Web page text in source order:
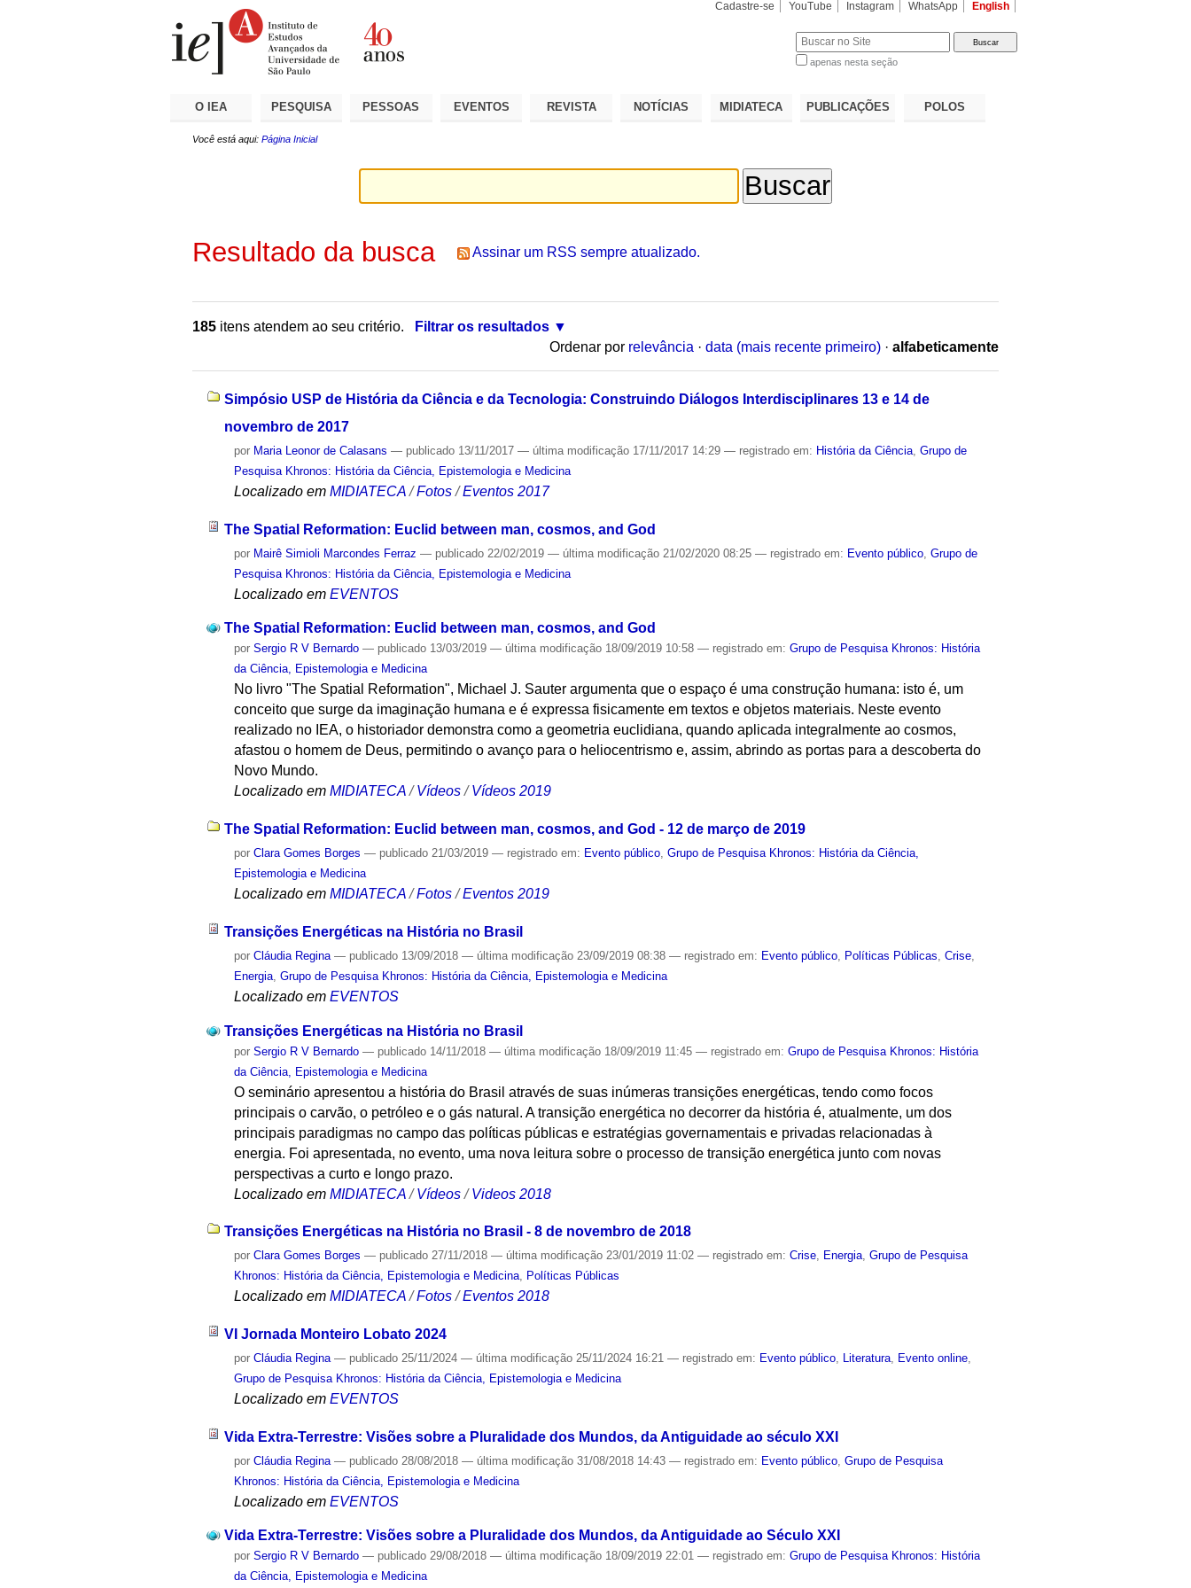
Cadastre-se YouTube Instagram WhatsApp English
apenas nesta seção
O IEA PESQUISA PESSOAS EVENTOS REVISTA NOTÍCIAS MIDIATECA PUBLICAÇÕES POLOS
Você está aqui: Página Inicial
Resultado da busca Assinar um RSS sempre atualizado.
185 itens atendem ao seu critério.
Filtrar os resultados
Ordenar por relevância · data (mais recente primeiro) · alfabeticamente
Simpósio USP de História da Ciência e da Tecnologia: Construindo Diálogos Interdisciplinares 13 e 14 de
novembro de 2017
por Maria Leonor de Calasans — publicado 13/11/2017— última modificação 17/11/2017 14:29— registrado em: História da Ciência ,Grupo de
Pesquisa Khronos: História da Ciência, Epistemologia e Medicina
Localizado em MIDIATECA /Fotos /Eventos 2017
The Spatial Reformation: Euclid between man, cosmos, and God
por Mairê Simioli Marcondes Ferraz — publicado 22/02/2019— última modificação 21/02/2020 08:25— registrado em: Evento público ,Grupo de
Pesquisa Khronos: História da Ciência, Epistemologia e Medicina
Localizado em EVENTOS
The Spatial Reformation: Euclid between man, cosmos, and God
porSergio R V Bernardo — publicado 13/03/2019— última modificação 18/09/2019 10:58— registrado em:Grupo de Pesquisa Khronos: História
da Ciência, Epistemologia e Medicina
No livro "The Spatial Reformation", Michael J. Sauter argumenta que o espaço é uma construção humana: isto é, um
conceito que surge da imaginação humana e é expressa fisicamente em textos e objetos materiais. Neste evento
realizado no IEA, o historiador demonstra como a geometria euclidiana, quando aplicada integralmente ao cosmos,
afastou o homem de Deus, permitindo o avanço para o heliocentrismo e, assim, abrindo as portas para a descoberta do
Novo Mundo.
Localizado em MIDIATECA /Vídeos /Vídeos 2019
The Spatial Reformation: Euclid between man, cosmos, and God - 12 de março de 2019
porClara Gomes Borges — publicado 21/03/2019— registrado em: Evento público,Grupo de Pesquisa Khronos: História da Ciência,
Epistemologia e Medicina
Localizado em MIDIATECA /Fotos /Eventos 2019
Transições Energéticas na História no Brasil
porCláudia Regina — publicado 13/09/2018— última modificação 23/09/2019 08:38— registrado em: Evento público Políticas Públicas ,Crise
Energia ,Grupo de Pesquisa Khronos: História da Ciência, Epistemologia e Medicina
Localizado em EVENTOS
Transições Energéticas na História no Brasil
porSergio R V Bernardo — publicado 14/11/2018— última modificação 18/09/2019 11:45— registrado em:Grupo de Pesquisa Khronos: História
da Ciência, Epistemologia e Medicina
O seminário apresentou a história do Brasil através de suas inúmeras transições energéticas, tendo como focos
principais o carvão, o petróleo e o gás natural. A transição energética no decorrer da história é, atualmente, um dos
principais paradigmas no campo das políticas públicas e estratégias governamentais e privadas relacionadas à
energia. Foi apresentada, no evento, uma nova leitura sobre o processo de transição energética junto com novas
perspectivas a curto e longo prazo.
Localizado em MIDIATECA /Vídeos /Videos 2018
Transições Energéticas na História no Brasil - 8 de novembro de 2018
porClara Gomes Borges — publicado 27/11/2018— última modificação 23/01/2019 11:02— registrado em:Crise, Energia,Grupo de Pesquisa
Khronos: História da Ciência, Epistemologia e Medicina, Políticas Públicas
Localizado em MIDIATECA /Fotos /Eventos 2018
VI Jornada Monteiro Lobato 2024
porCláudia Regina — publicado 25/11/2024— última modificação 25/11/2024 16:21— registrado em: Evento público Literatura Evento online
Grupo de Pesquisa Khronos: História da Ciência, Epistemologia e Medicina
Localizado em EVENTOS
Vida Extra-Terrestre: Visões sobre a Pluralidade dos Mundos, da Antiguidade ao século XXI
porCláudia Regina — publicado 28/08/2018— última modificação 31/08/2018 14:43— registrado em: Evento público ,Grupo de Pesquisa
Khronos: História da Ciência, Epistemologia e Medicina
Localizado em EVENTOS
Vida Extra-Terrestre: Visões sobre a Pluralidade dos Mundos, da Antiguidade ao Século XXI
porSergio R V Bernardo — publicado 29/08/2018— última modificação 18/09/2019 22:01— registrado em:Grupo de Pesquisa Khronos: História
da Ciência, Epistemologia e Medicina